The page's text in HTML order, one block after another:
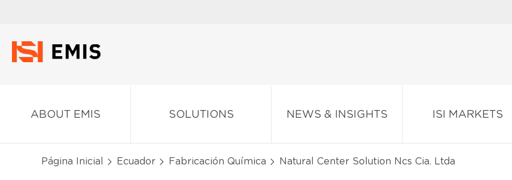
ABOUT EMIS SOLUTIONS NEWS & INSIGHTS ISI MARKETS
Página Inicial Ecuador Fabricación Química Natural Center Solution Ncs Cia. Ltda